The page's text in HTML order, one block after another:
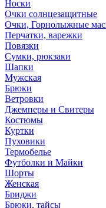
Носки
Очки солнцезащитные
Очки, Горнолыжные
Перчатки, варежки
Повязки
Сумки, рюкзаки
Шапки
Мужская
Брюки
Ветровки
Джемперы и Свитеры
Костюмы
Куртки
Пуховики
Термобелье
Футболки и Майки
Шорты
Женская
Бриджи
Брюки, тайсы